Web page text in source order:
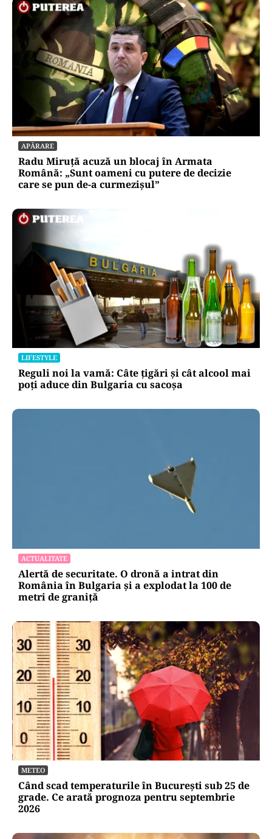
APĂRARE
Radu Miruță acuză un blocaj în Armata
Română: „Sunt oameni cu putere de decizie
care se pun de-a curmezișul”
LIFESTYLE
Reguli noi la vamă: Câte țigări și cât alcool mai
poți aduce din Bulgaria cu sacoșa
ACTUALITATE
Alertă de securitate. O dronă a intrat din
România în Bulgaria şi a explodat la 100 de
metri de graniţă
METEO
Când scad temperaturile în București sub 25 de
grade. Ce arată prognoza pentru septembrie
2026